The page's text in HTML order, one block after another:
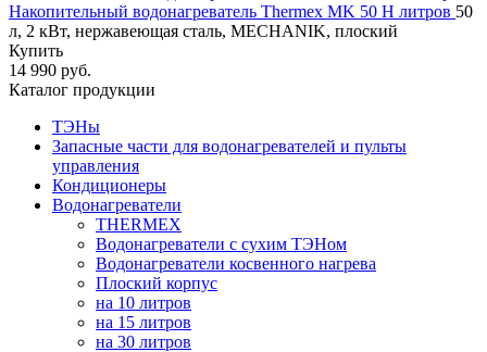
Накопительный водонагреватель Thermex MK 50 H литров 50
л, 2 кВт, нержавеющая сталь, MECHANIK, плоский
Купить
14 990 руб.
Каталог продукции
ТЭНы
Запасные части для водонагревателей и пульты
управления
Кондиционеры
Водонагреватели
THERMEX
Водонагреватели с сухим ТЭНом
Водонагреватели косвенного нагрева
Плоский корпус
на 10 литров
на 15 литров
на 30 литров